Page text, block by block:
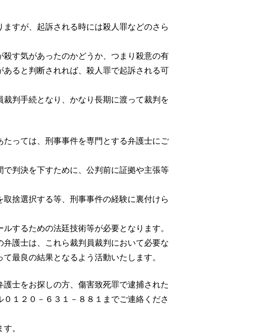
すが、起訴される時には殺人罪などのさら
す気があったのかどうか、つまり殺意の有
ると判断されれば、殺人罪で起訴される可
判手続となり、かなり長期に渡って裁判を
っては、刑事事件を専門とする弁護士にご
判決を下すために、公判前に証拠や主張等
捨選択する等、刑事事件の経験に裏付けら
するための法廷技術等が必要となります。
護士は、これら裁判員裁判において必要な
最良の結果となるよう活動いたします。
士をお探しの方、傷害致死罪で逮捕された
１２０－６３１－８８１までご連絡くださ
。